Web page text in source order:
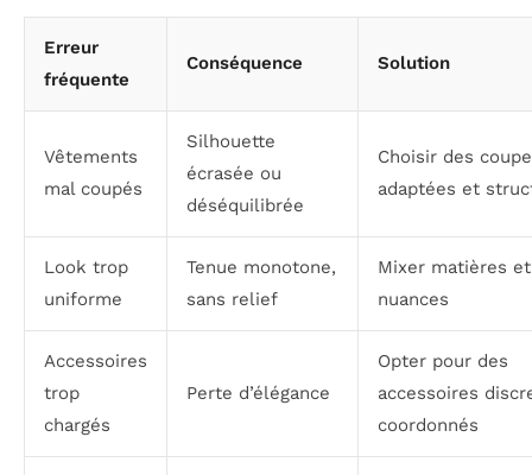
Erreur
fréquente
Conséquence Solution
Vêtements
mal coupés
Silhouette
écrasée ou
déséquilibrée
Choisir des
adaptées et
Look trop
uniforme
Tenue monotone,
sans relief
Mixer matières et
nuances
Accessoires
trop
chargés
Perte d’élégance
Opter pour des
accessoires
coordonnés